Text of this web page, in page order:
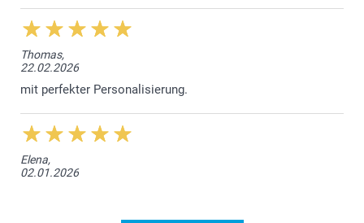
Thomas,
22.02.2026
mit perfekter Personalisierung.
Elena,
02.01.2026